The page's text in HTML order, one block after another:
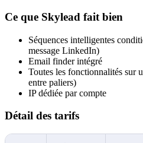
Ce que Skylead fait bien
Séquences intelligentes
message LinkedIn)
Email finder intégré
Toutes les fonctionnalités sur
entre paliers)
IP dédiée par compte
Détail des tarifs